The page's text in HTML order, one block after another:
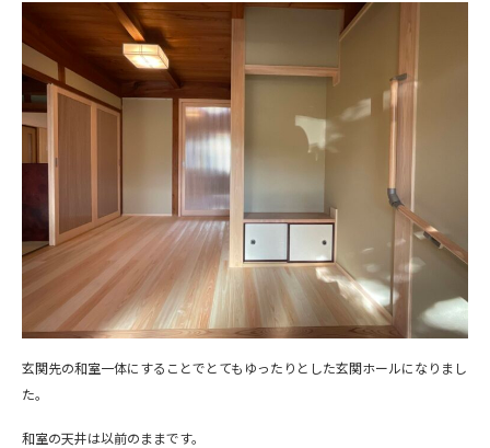
玄関先の和室一体にすることでとてもゆったりとした玄関ホールになりまし
た。
和室の天井は以前のままです。